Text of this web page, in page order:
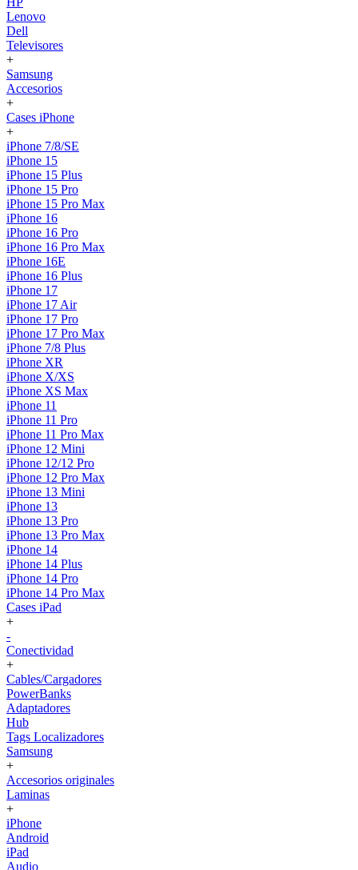
Lenovo
Dell
Televisores
+
Samsung
Accesorios
+
Cases iPhone
+
iPhone 7/8/SE
iPhone 15
iPhone 15 Plus
iPhone 15 Pro
iPhone 15 Pro Max
iPhone 16
iPhone 16 Pro
iPhone 16 Pro Max
iPhone 16E
iPhone 16 Plus
iPhone 17
iPhone 17 Air
iPhone 17 Pro
iPhone 17 Pro Max
iPhone 7/8 Plus
iPhone XR
iPhone X/XS
iPhone XS Max
iPhone 11
iPhone 11 Pro
iPhone 11 Pro Max
iPhone 12 Mini
iPhone 12/12 Pro
iPhone 12 Pro Max
iPhone 13 Mini
iPhone 13
iPhone 13 Pro
iPhone 13 Pro Max
iPhone 14
iPhone 14 Plus
iPhone 14 Pro
iPhone 14 Pro Max
Cases iPad
+
-
Conectividad
+
Cables/Cargadores
PowerBanks
Adaptadores
Hub
Tags Localizadores
Samsung
+
Accesorios originales
Laminas
+
iPhone
Android
iPad
Audio